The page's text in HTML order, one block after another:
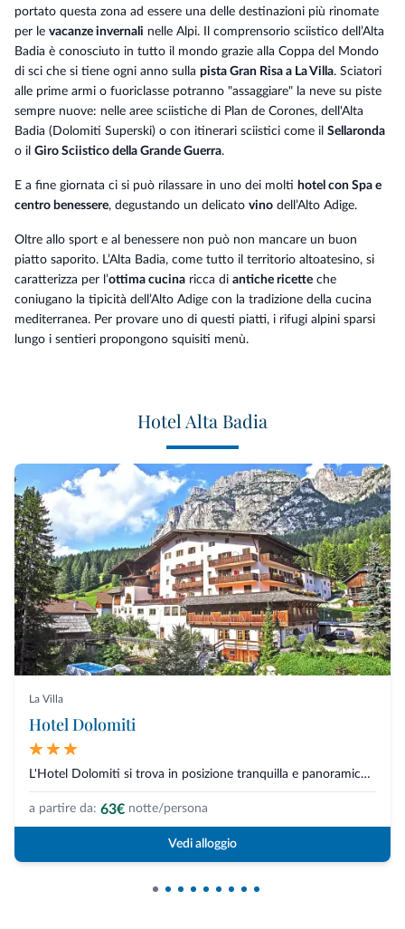
portato questa zona ad essere una delle destinazioni più rinomate
per le vacanze invernali nelle Alpi. Il comprensorio sciistico dell’Alta
Badia è conosciuto in tutto il mondo grazie alla Coppa del Mondo
di sci che si tiene ogni anno sulla pista Gran Risa a La Villa. Sciatori
alle prime armi o fuoriclasse potranno "assaggiare" la neve su piste
sempre nuove: nelle aree sciistiche di Plan de Corones, dell'Alta
Badia (Dolomiti Superski) o con itinerari sciistici come il Sellaronda
o il Giro Sciistico della Grande Guerra.
E a fine giornata ci si può rilassare in uno dei molti hotel con Spa e
centro benessere, degustando un delicato vino dell’Alto Adige.
Oltre allo sport e al benessere non può non mancare un buon
piatto saporito. L’Alta Badia, come tutto il territorio altoatesino, si
caratterizza per l’ottima cucina ricca di antiche ricette che
coniugano la tipicità dell’Alto Adige con la tradizione della cucina
mediterranea. Per provare uno di questi piatti, i rifugi alpini sparsi
lungo i sentieri propongono squisiti menù.
Hotel Alta Badia
La Villa
Hotel Dolomiti
L'Hotel Dolomiti si trova in posizione tranquilla e panoramica a La Villa,...
a partire da: 63€ notte/persona
Vedi alloggio